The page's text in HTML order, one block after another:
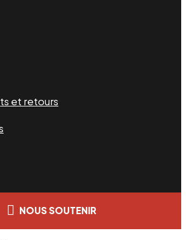
et retours
NOUS SOUTENIR